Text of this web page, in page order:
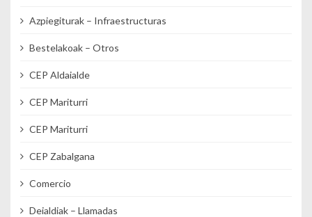
Azpiegiturak – Infraestructuras
Bestelakoak – Otros
CEP Aldaialde
CEP Mariturri
CEP Mariturri
CEP Zabalgana
Comercio
Deialdiak – Llamadas